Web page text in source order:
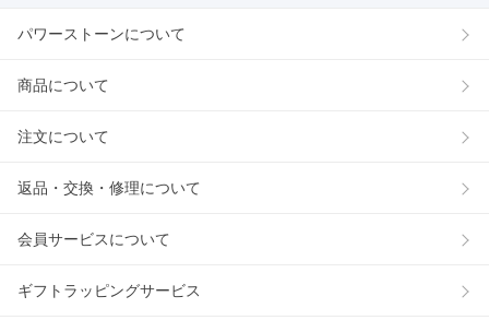
パワーストーンについて
商品について
注文について
返品・交換・修理について
会員サービスについて
ギフトラッピングサービス